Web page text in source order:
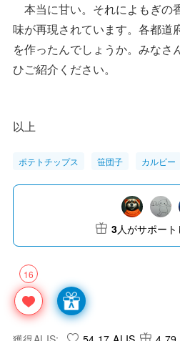
本当に甘い。それによもぎの
味が再現されています。各都道
を作ったんでしょうか。みなさ
ひご紹介ください。
以上
ポテトチップス 笹団子 カルビー
16
3人がサポー